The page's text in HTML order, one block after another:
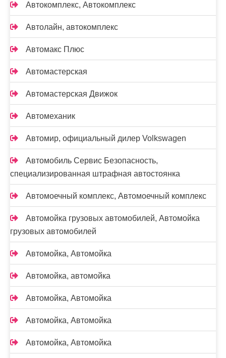
Автокомплекс, Автокомплекс
Автолайн, автокомплекс
Автомакс Плюс
Автомастерская
Автомастерская Движок
Автомеханик
Автомир, официальный дилер Volkswagen
Автомобиль Сервис Безопасность,
специализированная штрафная автостоянка
Автомоечный комплекс, Автомоечный комплекс
Автомойка грузовых автомобилей, Автомойка
грузовых автомобилей
Автомойка, Автомойка
Автомойка, автомойка
Автомойка, Автомойка
Автомойка, Автомойка
Автомойка, Автомойка